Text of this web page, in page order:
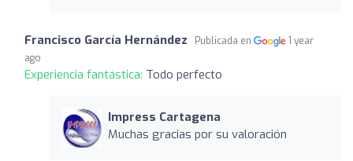
Francisco García Hernández Publicada en
1 year
ago
Experiencia fantástica: Todo perfecto
Impress Cartagena
Muchas gracias por su valoración